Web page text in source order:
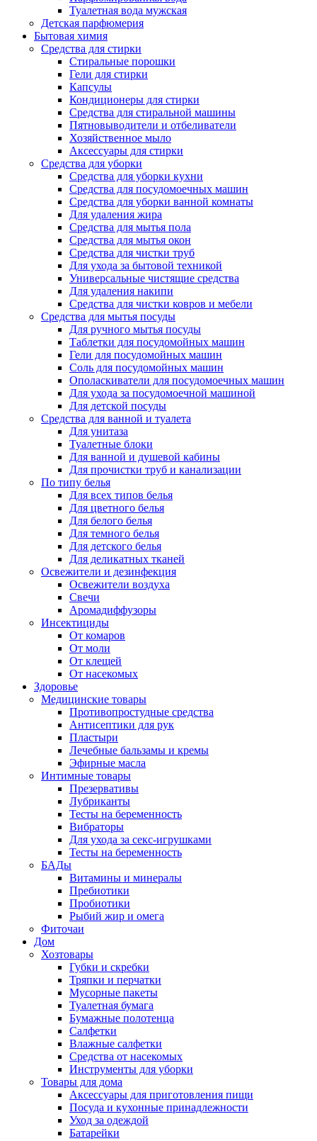
Туалетная вода мужская
Детская парфюмерия
Бытовая химия
Средства для стирки
Стиральные порошки
Гели для стирки
Капсулы
Кондиционеры для стирки
Средства для стиральной машины
Пятновыводители и отбеливатели
Хозяйственное мыло
Аксессуары для стирки
Средства для уборки
Средства для уборки кухни
Средства для посудомоечных машин
Средства для уборки ванной комнаты
Для удаления жира
Средства для мытья пола
Средства для мытья окон
Средства для чистки труб
Для ухода за бытовой техникой
Универсальные чистящие средства
Для удаления накипи
Средства для чистки ковров и мебели
Средства для мытья посуды
Для ручного мытья посуды
Таблетки для посудомойных машин
Гели для посудомойных машин
Соль для посудомойных машин
Ополаскиватели для посудомоечных машин
Для ухода за посудомоечной машиной
Для детской посуды
Средства для ванной и туалета
Для унитаза
Туалетные блоки
Для ванной и душевой кабины
Для прочистки труб и канализации
По типу белья
Для всех типов белья
Для цветного белья
Для белого белья
Для темного белья
Для детского белья
Для деликатных тканей
Освежители и дезинфекция
Освежители воздуха
Свечи
Аромадиффузоры
Инсектициды
От комаров
От моли
От клещей
От насекомых
Здоровье
Медицинские товары
Противопростудные средства
Антисептики для рук
Пластыри
Лечебные бальзамы и кремы
Эфирные масла
Интимные товары
Презервативы
Лубриканты
Тесты на беременность
Вибраторы
Для ухода за секс-игрушками
Тесты на беременность
БАДы
Витамины и минералы
Пребиотики
Пробиотики
Рыбий жир и омега
Фиточаи
Дом
Хозтовары
Губки и скребки
Тряпки и перчатки
Мусорные пакеты
Туалетная бумага
Бумажные полотенца
Салфетки
Влажные салфетки
Средства от насекомых
Инструменты для уборки
Товары для дома
Аксессуары для приготовления пищи
Посуда и кухонные принадлежности
Уход за одеждой
Батарейки